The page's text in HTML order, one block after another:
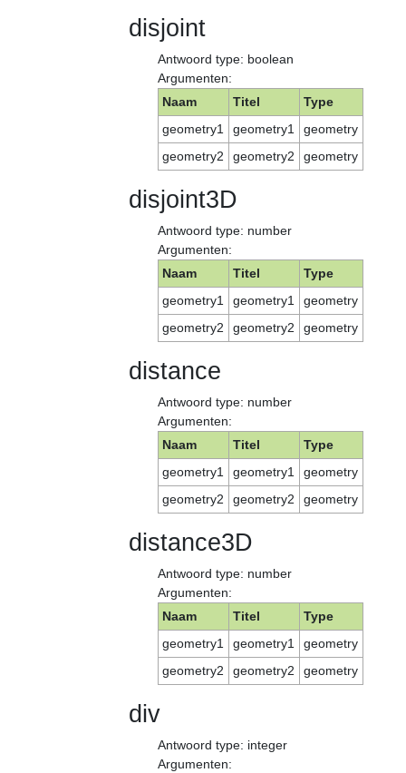
disjoint
Antwoord type: boolean
Argumenten:
Naam
Titel
Type
geometry1
geometry1
geometry
geometry2
geometry2 geometry
disjoint3D
Antwoord type: number
Argumenten:
Naam
Titel
Type
geometry1
geometry1
geometry
geometry2
geometry2 geometry
distance
Antwoord type: number
Argumenten:
Naam
Titel
Type
geometry1
geometry1
geometry
geometry2
geometry2 geometry
distance3D
Antwoord type: number
Argumenten:
Naam
Titel
Type
geometry1
geometry1
geometry
geometry2
geometry2 geometry
div
Antwoord type: integer
Argumenten: